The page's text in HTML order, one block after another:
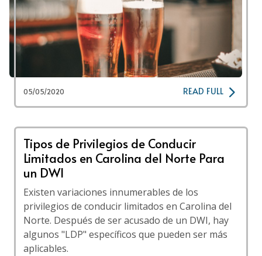
05/05/2020 READ FULL
Tipos de Privilegios de Conducir
Limitados en Carolina del Norte Para
un DWI
Existen variaciones innumerables de los
privilegios de conducir limitados en Carolina del
Norte. Después de ser acusado de un DWI, hay
algunos "LDP" específicos que pueden ser más
aplicables.